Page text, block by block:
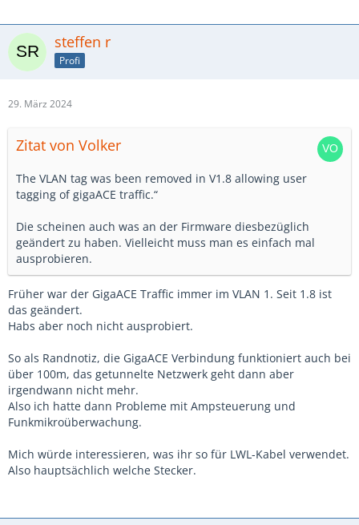
steffen r
Profi
29. März 2024
Zitat von Volker
The VLAN tag was been removed in V1.8 allowing user
tagging of gigaACE traffic.“
Die scheinen auch was an der Firmware diesbezüglich
geändert zu haben. Vielleicht muss man es einfach mal
ausprobieren.
Früher war der GigaACE Traffic immer im VLAN 1. Seit 1.8 ist
das geändert.
Habs aber noch nicht ausprobiert.
So als Randnotiz, die GigaACE Verbindung funktioniert auch bei
über 100m, das getunnelte Netzwerk geht dann aber
irgendwann nicht mehr.
Also ich hatte dann Probleme mit Ampsteuerung und
Funkmikroüberwachung.
Mich würde interessieren, was ihr so für LWL-Kabel verwendet.
Also hauptsächlich welche Stecker.